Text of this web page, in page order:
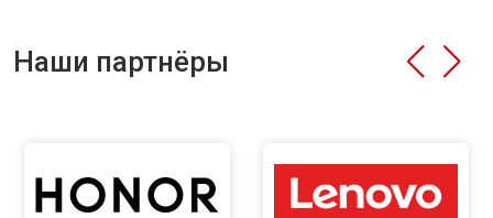
Наши партнёры